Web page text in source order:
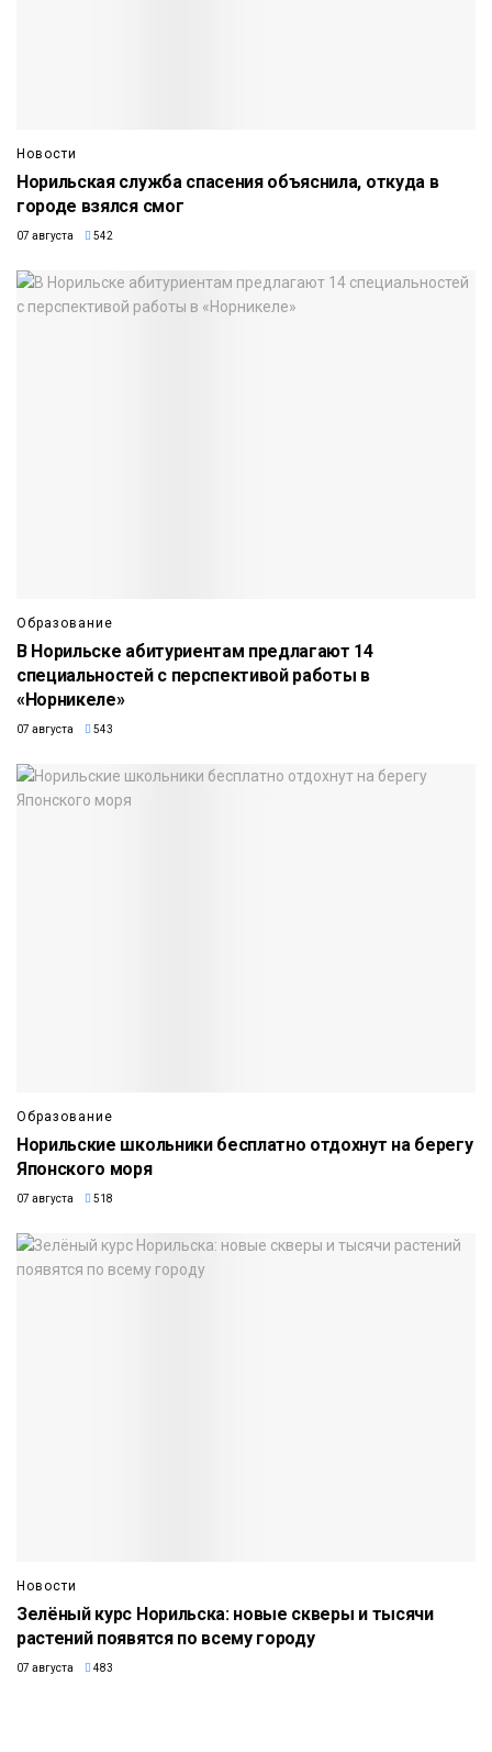
Новости
Норильская служба спасения объяснила, откуда в
городе взялся смог
07 августа 542
Образование
В Норильске абитуриентам предлагают 14
специальностей с перспективой работы в
«Норникеле»
07 августа 543
Образование
Норильские школьники бесплатно отдохнут на берегу
Японского моря
07 августа 518
Новости
Зелёный курс Норильска: новые скверы и тысячи
растений появятся по всему городу
07 августа 483